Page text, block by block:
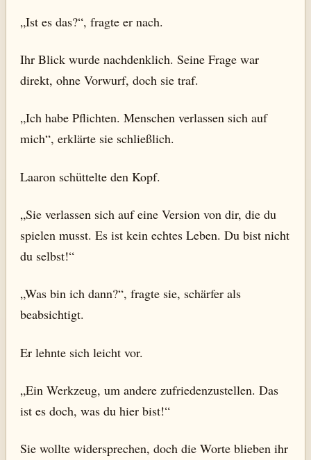
„Ist es das?“, fragte er nach.
Ihr Blick wurde nachdenklich. Seine Frage war
direkt, ohne Vorwurf, doch sie traf.
„Ich habe Pflichten. Menschen verlassen sich auf
mich“, erklärte sie schließlich.
Laaron schüttelte den Kopf.
„Sie verlassen sich auf eine Version von dir, die du
spielen musst. Es ist kein echtes Leben. Du bist nicht
du selbst!“
„Was bin ich dann?“, fragte sie, schärfer als
beabsichtigt.
Er lehnte sich leicht vor.
„Ein Werkzeug, um andere zufriedenzustellen. Das
ist es doch, was du hier bist!“
Sie wollte widersprechen, doch die Worte blieben ihr